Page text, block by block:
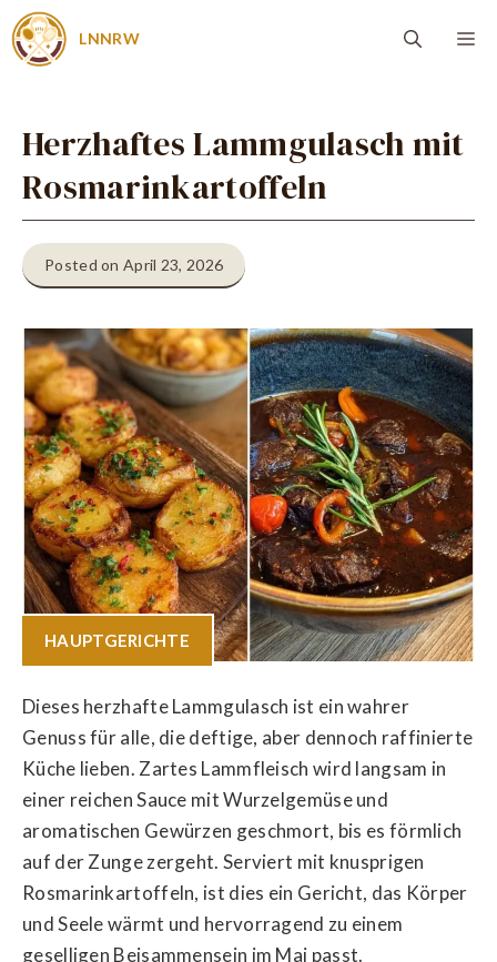
Zum
Inhalt
LNNRW
Herzhaftes Lammgulasch mit
Rosmarinkartoffeln
Posted on April 23, 2026
HAUPTGERICHTE
Dieses herzhafte Lammgulasch ist ein wahrer
Genuss für alle, die deftige, aber dennoch raffinierte
Küche lieben. Zartes Lammfleisch wird langsam in
einer reichen Sauce mit Wurzelgemüse und
aromatischen Gewürzen geschmort, bis es förmlich
auf der Zunge zergeht. Serviert mit knusprigen
Rosmarinkartoffeln, ist dies ein Gericht, das Körper
und Seele wärmt und hervorragend zu einem
geselligen Beisammensein im Mai passt.